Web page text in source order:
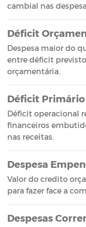
cambial nas
Déficit
Despesa maior do
entre déficit
orçamentária.
Déficit Primário
Déficit operacional
financeiros
nas receitas.
Despesa
Valor do credito
para fazer face a
Despesas